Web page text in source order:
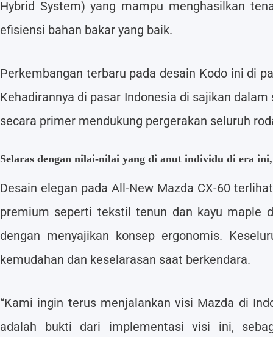
Hybrid System) yang mampu menghasilkan
efisiensi bahan bakar yang baik.
Perkembangan terbaru pada desain Kodo ini di
Kehadirannya di pasar Indonesia di sajikan
secara primer mendukung pergerakan seluruh
Selaras dengan nilai-nilai yang di anut individu di era
Desain elegan pada All-New Mazda CX-60
premium seperti tekstil tenun dan kayu maple
dengan menyajikan konsep ergonomis.
kemudahan dan keselarasan saat berkendara.
“Kami ingin terus menjalankan visi Mazda di
adalah bukti dari implementasi visi ini,